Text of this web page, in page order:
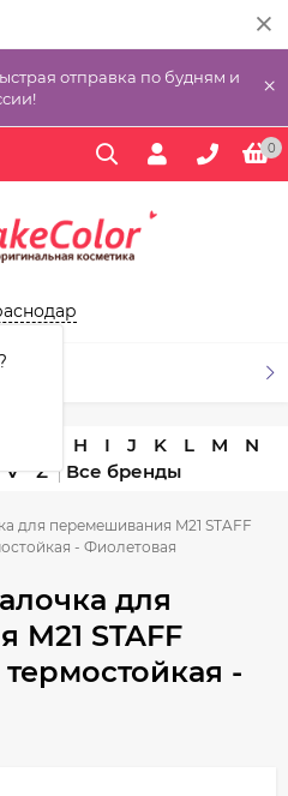
отправка по будням и
×
0
H I J K L M
N
V Z
для перемешивания M21 STAFF
- Фиолетовая
для
STAFF
-